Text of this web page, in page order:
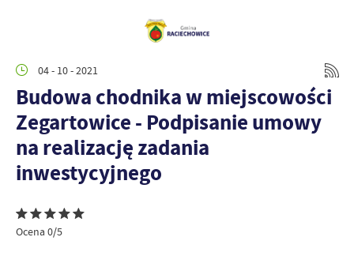
04 - 10 - 2021
Budowa chodnika w miejscowości
Zegartowice - Podpisanie umowy
na realizację zadania
inwestycyjnego
Ocena 0/5